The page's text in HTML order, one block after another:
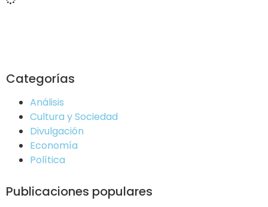
Categorías
Análisis
Cultura y Sociedad
Divulgación
Economía
Política
Publicaciones populares